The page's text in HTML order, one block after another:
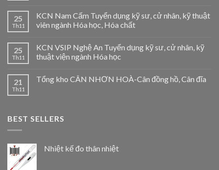
25
Th11
KCN Nam Cấm Tuyển dụng kỹ sư, cử nhân, kỹ thuật
viên ngành Hóa học, Hóa chất
25
Th11
KCN VSIP Nghệ An Tuyển dụng kỹ sư, cử nhân, kỹ
thuật viện ngành Hóa học
21
Th11
Tổng kho CÂN NHƠN HOÀ-Cân đồng hồ, Cân đĩa
BEST SELLERS
Nhiệt kế đo thân nhiệt